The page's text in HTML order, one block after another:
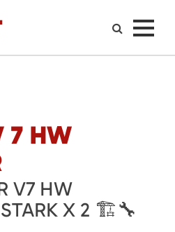
7 HW
V7 HW
X 2 🏗️🔧